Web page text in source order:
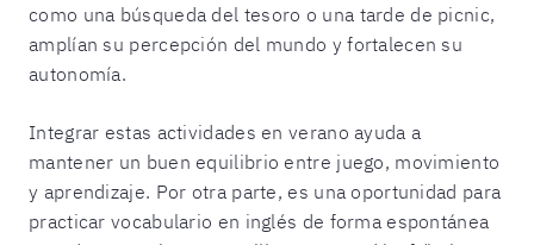
como una búsqueda del tesoro o una tarde de picnic,
amplían su percepción del mundo y fortalecen su
autonomía.
Integrar estas actividades en verano ayuda a
mantener un buen equilibrio entre juego, movimiento
y aprendizaje. Por otra parte, es una oportunidad para
practicar vocabulario en inglés de forma espontánea